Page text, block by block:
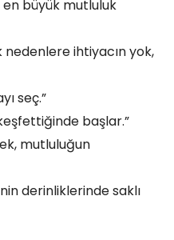
büyük mutluluk
nedenlere ihtiyacın yok,
seç.”
keşfettiğinde başlar.”
mutluluğun
derinliklerinde saklı